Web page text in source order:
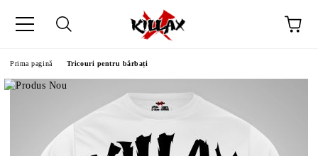
Prima pagină Tricouri pentru bărbați